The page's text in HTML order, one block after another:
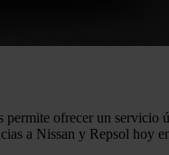
ofrecer un servicio
a Nissan y Repsol hoy